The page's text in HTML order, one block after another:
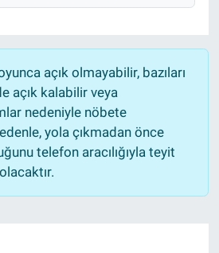
açık olmayabilir, bazıları
açık kalabilir veya
nedeniyle nöbete
yola çıkmadan önce
telefon aracılığıyla teyit